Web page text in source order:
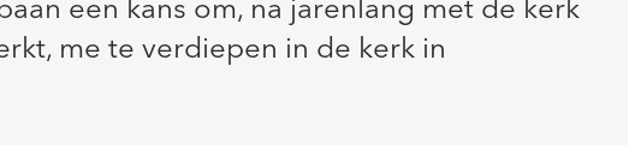
een kans om, na jarenlang met de kerk
me te verdiepen in de kerk in